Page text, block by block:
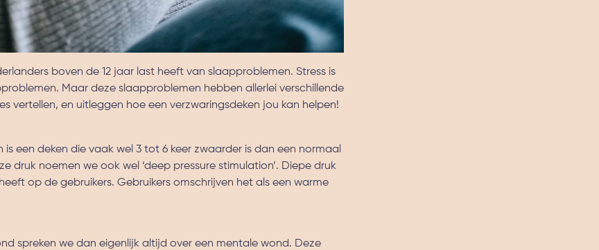
boven de 12 jaar last heeft van slaapproblemen. Stress is
Maar deze slaapproblemen hebben allerlei verschillende
vertellen, en uitleggen hoe een verzwaringsdeken jou kan helpen!
een deken die vaak wel 3 tot 6 keer zwaarder is dan een normaal
noemen we ook wel ‘deep pressure stimulation’. Diepe druk
op de gebruikers. Gebruikers omschrijven het als een warme
spreken we dan eigenlijk altijd over een mentale wond. Deze